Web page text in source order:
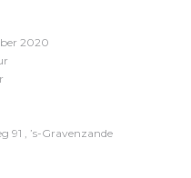
2020
’s-Gravenzande